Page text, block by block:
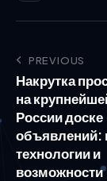
PREVIOUS
Накрутка
на
России доске
объявлений:
технологии и
возможности